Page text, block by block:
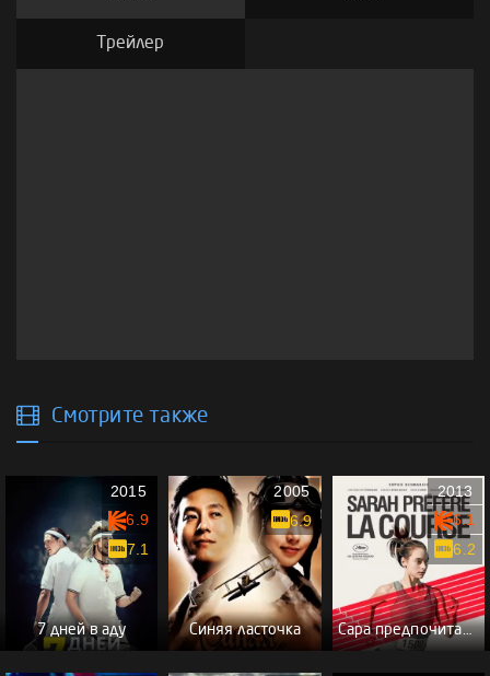
Трейлер
Смотрите также
7 дней в аду
2015
6.9
7.1
Синяя ласточка
2005
6.9
Сара предпочитает бегать
2013
6.1
6.2